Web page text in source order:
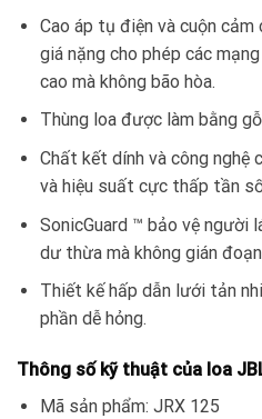
Cao áp tụ điện và cuộn
giá nặng cho phép các
cao mà không bão hòa.
Thùng loa được làm bằng
Chất kết dính và công nghệ
và hiệu suất cực thấp tần
SonicGuard ™ bảo vệ người
dư thừa mà không gián
Thiết kế hấp dẫn lưới tản
phần dễ hỏng.
Thông số kỹ thuật của loa
Mã sản phẩm: JRX 125